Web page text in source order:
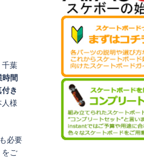
千葉
時間
き
様
必要
をご